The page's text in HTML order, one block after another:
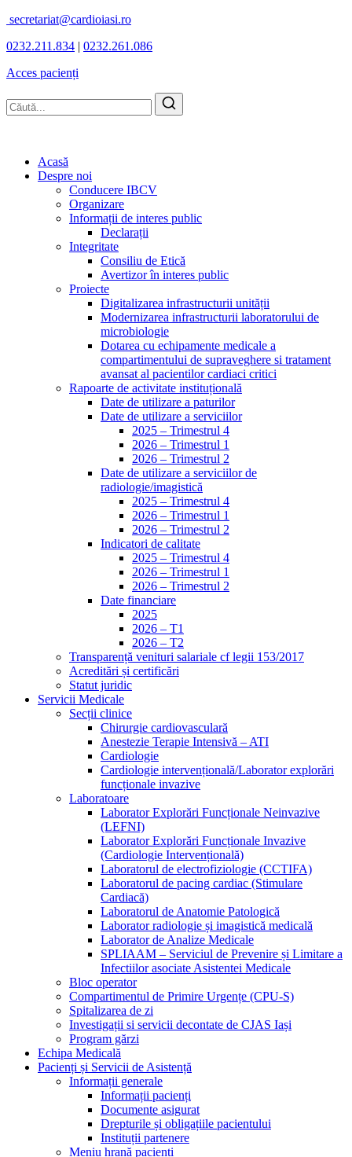
secretariat@cardioiasi.ro
0232.211.834 | 0232.261.086
Acces pacienți
Acasă
Despre noi
Conducere IBCV
Organizare
Informații de interes public
Declarații
Integritate
Consiliu de Etică
Avertizor în interes public
Proiecte
Digitalizarea infrastructurii unității
Modernizarea infrastructurii laboratorului de
microbiologie
Dotarea cu echipamente medicale a
compartimentului de supraveghere si tratament
avansat al pacientilor cardiaci critici
Rapoarte de activitate instituțională
Date de utilizare a paturilor
Date de utilizare a serviciilor
2025 – Trimestrul 4
2026 – Trimestrul 1
2026 – Trimestrul 2
Date de utilizare a serviciilor de
radiologie/imagistică
2025 – Trimestrul 4
2026 – Trimestrul 1
2026 – Trimestrul 2
Indicatori de calitate
2025 – Trimestrul 4
2026 – Trimestrul 1
2026 – Trimestrul 2
Date financiare
2025
2026 – T1
2026 – T2
Transparență venituri salariale cf legii 153/2017
Acreditări și certificări
Statut juridic
Servicii Medicale
Secții clinice
Chirurgie cardiovasculară
Anestezie Terapie Intensivă – ATI
Cardiologie
Cardiologie intervențională/Laborator explorări
funcționale invazive
Laboratoare
Laborator Explorări Funcționale Neinvazive
(LEFNI)
Laborator Explorări Funcționale Invazive
(Cardiologie Intervențională)
Laboratorul de electrofiziologie (CCTIFA)
Laboratorul de pacing cardiac (Stimulare
Cardiacă)
Laboratorul de Anatomie Patologică
Laborator radiologie și imagistică medicală
Laborator de Analize Medicale
SPLIAAM – Serviciul de Prevenire și Limitare a
Infectiilor asociate Asistentei Medicale
Bloc operator
Compartimentul de Primire Urgențe (CPU-S)
Spitalizarea de zi
Investigații si servicii decontate de CJAS Iași
Program gărzi
Echipa Medicală
Pacienți și Servicii de Asistență
Informații generale
Informații pacienți
Documente asigurat
Drepturile și obligațiile pacientului
Instituții partenere
Meniu hrană pacienți